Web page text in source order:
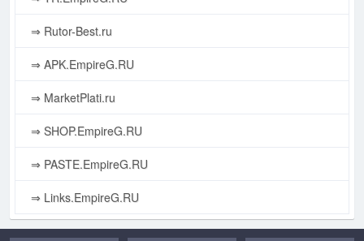
⇒ Rutor-Best.ru
⇒ APK.EmpireG.RU
⇒ MarketPlati.ru
⇒ SHOP.EmpireG.RU
⇒ PASTE.EmpireG.RU
⇒ Links.EmpireG.RU